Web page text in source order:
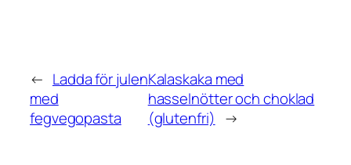
← Ladda för julen
med
fegvegopasta
Kalaskaka med
hasselnötter och choklad
(glutenfri) →